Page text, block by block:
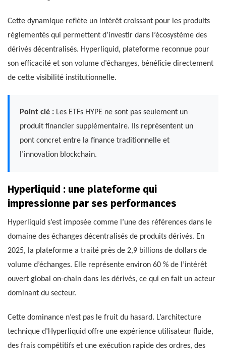
Cette dynamique reflète un intérêt croissant pour les produits
réglementés qui permettent d’investir dans l’écosystème des
dérivés décentralisés. Hyperliquid, plateforme reconnue pour
son efficacité et son volume d’échanges, bénéficie directement
de cette visibilité institutionnelle.
Point clé : Les ETFs HYPE ne sont pas seulement un
produit financier supplémentaire. Ils représentent un
pont concret entre la finance traditionnelle et
l’innovation blockchain.
Hyperliquid : une plateforme qui
impressionne par ses performances
Hyperliquid s’est imposée comme l’une des références dans le
domaine des échanges décentralisés de produits dérivés. En
2025, la plateforme a traité près de 2,9 billions de dollars de
volume d’échanges. Elle représente environ 60 % de l’intérêt
ouvert global on-chain dans les dérivés, ce qui en fait un acteur
dominant du secteur.
Cette dominance n’est pas le fruit du hasard. L’architecture
technique d’Hyperliquid offre une expérience utilisateur fluide,
des frais compétitifs et une exécution rapide des ordres, des